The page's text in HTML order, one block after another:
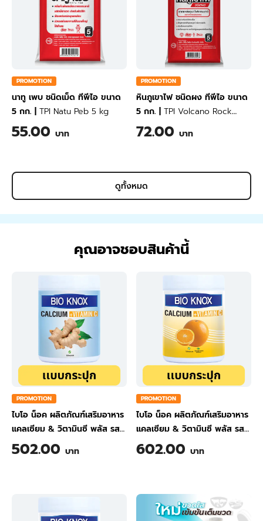
PROMOTION
นาทู เพบ ชนิดเม็ด ทีพีไอ ขนาด
5 กก.
TPI Natu Peb 5 kg
55.00 บาท
PROMOTION
หินภูเขาไฟ ชนิดผง ทีพีไอ ขนาด
5 กก.
TPI Volcano Rock
(Powdered) 5 kg
72.00 บาท
ดูทั้งหมด
คุณอาจชอบสินค้านี้
PROMOTION
ไบโอ น็อค ผลิตภัณฑ์เสริมอาหาร
แคลเซียม & วิตามินซี พลัส รส
ขิง ขนาด 200 กรัม
502.00 บาท
PROMOTION
ไบโอ น็อค ผลิตภัณฑ์เสริมอาหาร
แคลเซียม & วิตามินซี พลัส รส
ส้ม ขนาด 200 กรัม
602.00 บาท